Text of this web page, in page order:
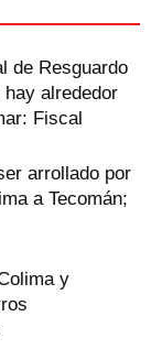
de Resguardo
alrededor
Fiscal
arrollado por
a Tecomán;
y